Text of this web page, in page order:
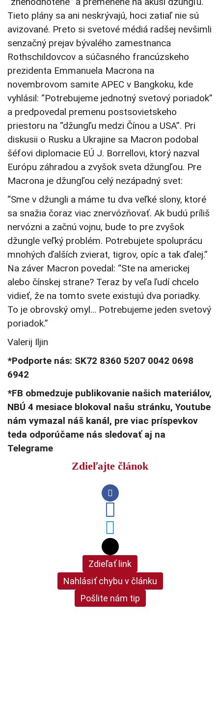
Tieto plány sa ani neskrývajú, hoci zatiaľ nie sú
avizované. Preto si svetové médiá radšej nevšimli
senzačný prejav bývalého zamestnanca
Rothschildovcov a súčasného francúzskeho
prezidenta Emmanuela Macrona na
novembrovom samite APEC v Bangkoku, kde
vyhlásil: “Potrebujeme jednotný svetový poriadok”
a predpovedal premenu postsovietskeho
priestoru na “džungľu medzi Čínou a USA”. Pri
diskusii o Rusku a Ukrajine sa Macron podobal
šéfovi diplomacie EÚ J. Borrellovi, ktorý nazval
Európu záhradou a zvyšok sveta džungľou. Pre
Macrona je džungľou celý nezápadný svet:
“Sme v džungli a máme tu dva veľké slony, ktoré
sa snažia čoraz viac znervózňovať. Ak budú príliš
nervózni a začnú vojnu, bude to pre zvyšok
džungle veľký problém. Potrebujete spoluprácu
mnohých ďalších zvierat, tigrov, opíc a tak ďalej.”
Na záver Macron povedal: “Ste na americkej
alebo čínskej strane? Teraz by veľa ľudí chcelo
vidieť, že na tomto svete existujú dva poriadky.
To je obrovský omyl… Potrebujeme jeden svetový
poriadok.”
Valerij Iljin
*Podporte nás: SK72 8360 5207 0042 0698
6942
*FB obmedzuje publikovanie našich materiálov,
NBÚ 4 mesiace blokoval našu stránku, Youtube
nám vymazal náš kanál, pre viac príspevkov
teda odporúčame nás sledovať aj na
Telegrame
Zdieľajte článok
Zdieľať link
Nahlásiť chybu v článku
Pošlite nám tip